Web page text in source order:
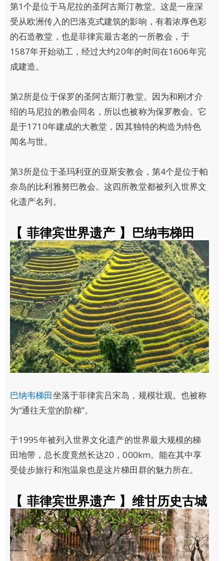
第1个是位于马尼拉的圣阿古斯汀教堂。这是一座深
受从欧洲传入的巴洛克式建筑的影响，有着浓厚色彩
的石造教堂，也是菲律宾最古老的一所教会，于
1587年开始动工，经过大约20年的时间在1606年完
成建造。
第2所是位于保罗的圣阿古斯汀教堂。因为和刚才介
绍的马尼拉的教会同名，所以也被称为保罗教会。它
是于1710年建成的大教堂，因其独特的构造为特色
闻名与世。
第3所是位于圣玛利亚的亚斯安教会，第4个是位于帕
奈岛的比利雅努巴教会。这四所教堂都被列入世界文
化遗产名列。
【 菲律宾世界遗产 】巴纳韦梯田
巴纳韦梯田坐落于菲律宾吕宋岛，规模壮观。也被称
为“通往天堂的阶梯”。
于1995年被列入世界文化遗产的世界最大规模的梯
田地带，总长度竟然长达20，000km。能在其中享
受徒步旅行和泡温泉也是这片梯田群的魅力所在。
【 菲律宾世界遗产 】维甘历史古城